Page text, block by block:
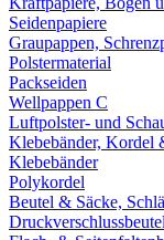
Seidenpapiere
Graupappen,
Polstermaterial
Packseiden
Wellpappen C
Luftpolster- und
Klebebänder, Kordel
Klebebänder
Polykordel
Beutel & Säcke,
Druckverschlussbeutel